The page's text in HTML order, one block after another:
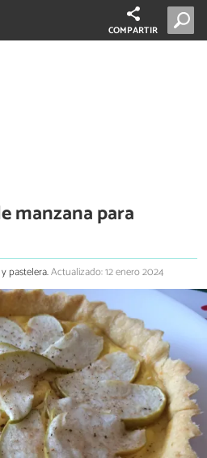
COMPARTIR
manzana para
pastelera.Actualizado: 12 enero 2024